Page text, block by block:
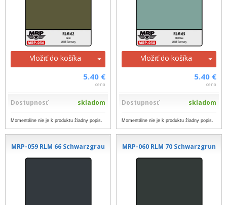
Vložiť do košíka
5.40 €
cena
Dostupnosť skladom
Momentálne nie je k produktu žiadny popis.
Vložiť do košíka
5.40 €
cena
Dostupnosť skladom
Momentálne nie je k produktu žiadny popis.
MRP-059 RLM 66 Schwarzgrau MRP-060 RLM 70 Schwarzgrun